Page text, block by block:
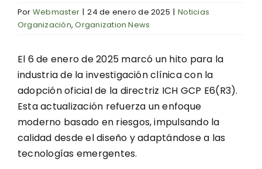
Por Webmaster | 24 de enero de 2025 | Noticias
Organización,Organization News
El 6 de enero de 2025 marcó un hito para la
industria de la investigación clínica con la
adopción oficial de la directriz ICH GCP E6(R3).
Esta actualización refuerza un enfoque
moderno basado en riesgos, impulsando la
calidad desde el diseño y adaptándose a las
tecnologías emergentes.